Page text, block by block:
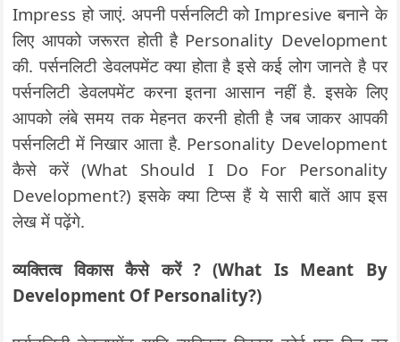
Impress हो जाएं. अपनी पर्सनलिटी को Impresive बनाने के
लिए आपको जरूरत होती है Personality Development
की. पर्सनलिटी डेवलपमेंट क्या होता है इसे कई लोग जानते है पर
पर्सनलिटी डेवलपमेंट करना इतना आसान नहीं है. इसके लिए
आपको लंबे समय तक मेहनत करनी होती है जब जाकर आपकी
पर्सनलिटी में निखार आता है. Personality Development
कैसे करें (What Should I Do For Personality
Development?) इसके क्या टिप्स हैं ये सारी बातें आप इस
लेख में पढ़ेंगे.
व्यक्तित्व विकास कैसे करें ? (What Is Meant By
Development Of Personality?)